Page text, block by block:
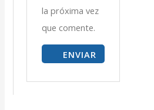
la próxima vez
que comente.